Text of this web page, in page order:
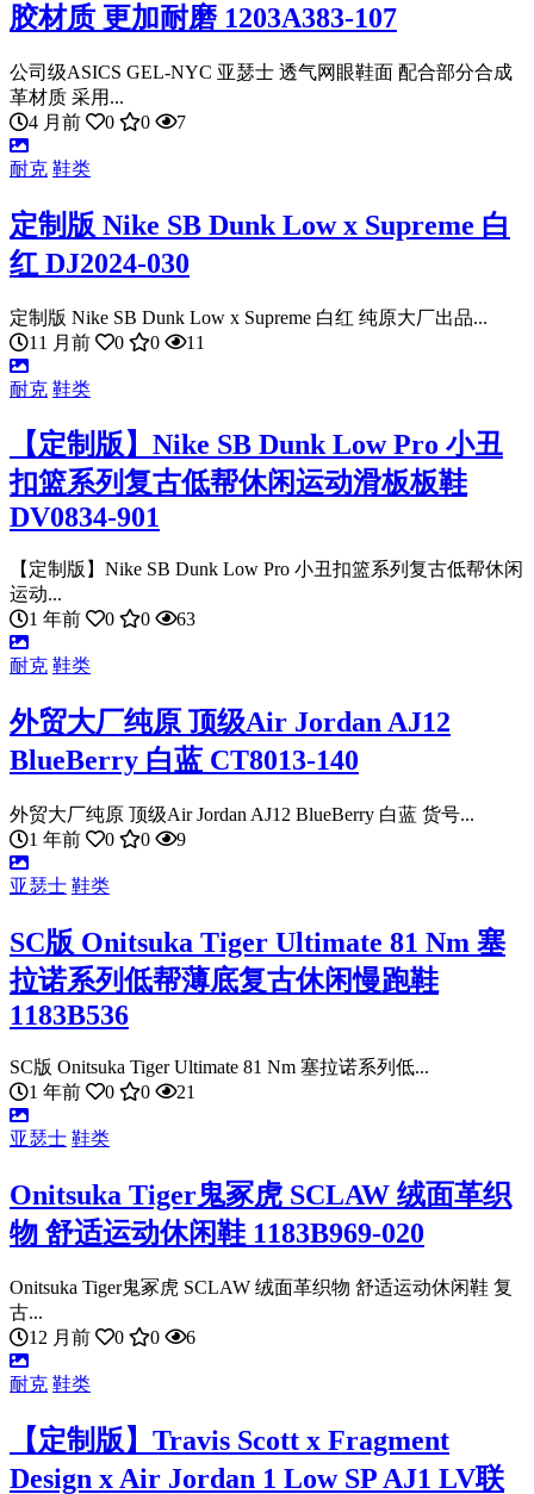
胶材质 更加耐磨 1203A383-107
公司级ASICS GEL-NYC 亚瑟士 透气网眼鞋面 配合部分合成
革材质 采用...
4 月前
0 0 7
耐克 鞋类
定制版 Nike SB Dunk Low x Supreme 白
红 DJ2024-030
定制版 Nike SB Dunk Low x Supreme 白红 纯原大厂出品...
11 月前
0 0 11
耐克 鞋类
【定制版】Nike SB Dunk Low Pro 小丑
扣篮系列复古低帮休闲运动滑板板鞋
DV0834-901
【定制版】Nike SB Dunk Low Pro 小丑扣篮系列复古低帮休闲
运动...
1 年前
0 0 63
耐克 鞋类
外贸大厂纯原 顶级Air Jordan AJ12
BlueBerry 白蓝 CT8013-140
外贸大厂纯原 顶级Air Jordan AJ12 BlueBerry 白蓝 货号...
1 年前
0 0 9
亚瑟士 鞋类
SC版 Onitsuka Tiger Ultimate 81 Nm 塞
拉诺系列低帮薄底复古休闲慢跑鞋
1183B536
SC版 Onitsuka Tiger Ultimate 81 Nm 塞拉诺系列低...
1 年前
0 0 21
亚瑟士 鞋类
Onitsuka Tiger鬼冢虎 SCLAW 绒面革织
物 舒适运动休闲鞋 1183B969-020
Onitsuka Tiger鬼冢虎 SCLAW 绒面革织物 舒适运动休闲鞋 复
古...
12 月前
0 0 6
耐克 鞋类
【定制版】Travis Scott x Fragment
Design x Air Jordan 1 Low SP AJ1 LV联